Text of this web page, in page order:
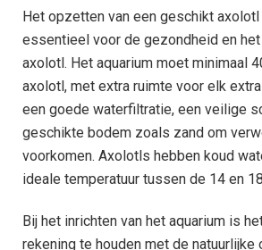
Het opzetten van een geschikt axolotl
essentieel voor de gezondheid en
axolotl. Het aquarium moet minimaal
axolotl, met extra ruimte voor elk
een goede waterfiltratie, een veilige
geschikte bodem zoals zand om
voorkomen. Axolotls hebben koud
ideale temperatuur tussen de 14 en
Bij het inrichten van het aquarium is
rekening te houden met de natuurlijke